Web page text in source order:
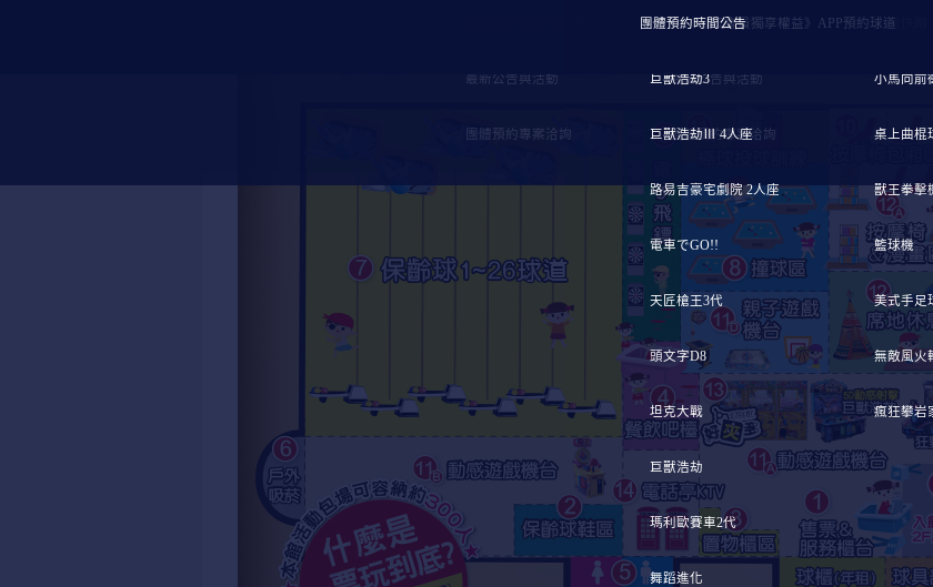
最新公告與活動
團體預約專案洽詢
設施使用與預約說明
最新公告與活動
團體預約專案洽詢
極速摩托 3DX 2人座
巨獸浩劫3
巨獸浩劫Ⅲ 4人座
路易吉豪宅劇院 2人座
電車でGO!!
天匠槍王3代
頭文字D8
坦克大戰
巨獸浩劫
瑪利歐賽車2代
舞蹈進化
小豬快跑
小馬向前
桌上曲棍
獸王拳擊
籃球機
美式手足
無敵風火
瘋狂攀岩
《E7會員獨享權益》APP預約球道
團體預約時間公告